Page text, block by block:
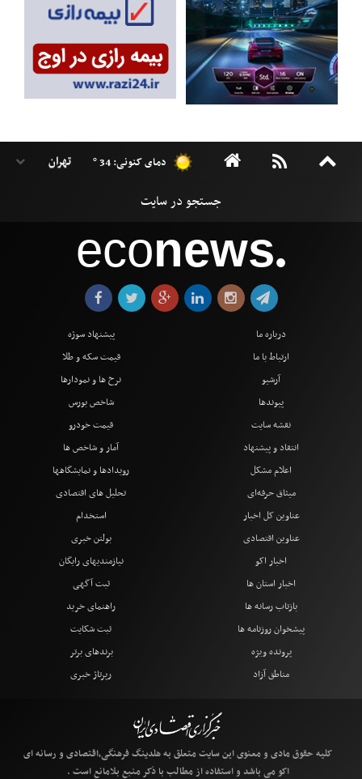
دمای کنونی: 34 °
econews●
درباره ما
ارتباط با ما
آرشیو
پیوندها
نقشه سایت
انتقاد و پیشنهاد
اعلام مشکل
میثاق حرفه‌ای
پیشنهاد سوژه
قیمت سکه و طلا
نرخ ها و نمودارها
شاخص بورس
قیمت خودرو
آمار و شاخص ها
رویدادها و نمایشگاهها
تحلیل های اقتصادی
عناوین کل اخبار
عناوین اقتصادی
اخبار اکو
اخبار استان ها
بازتاب رسانه ها
پیشخوان روزنامه ها
پرونده ویژه
مناطق آزاد
استخدام
بولتن خبری
نیازمندیهای رایگان
ثبت آگهی
راهنمای خرید
ثبت شکایت
برندهای برتر
رپرتاژ خبری
کلیه حقوق مادی و معنوی این سایت متعلق به هلدینگ فرهنگی،اقتصادی و رسانه ای
اکو می باشد و استفاده از مطالب با ذکر منبع بلامانع است .